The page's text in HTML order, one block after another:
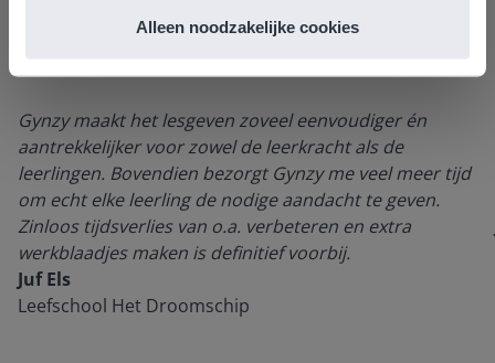
Alleen noodzakelijke cookies
Gynzy maakt het lesgeven zoveel eenvoudiger én
aantrekkelijker voor zowel de leerkracht als de
leerlingen. Bovendien bezorgt Gynzy me veel meer tijd
om echt elke leerling de nodige aandacht te geven.
Zinloos tijdsverlies van o.a. verbeteren en extra
werkblaadjes maken is definitief voorbij.
Juf Els
Leefschool Het Droomschip